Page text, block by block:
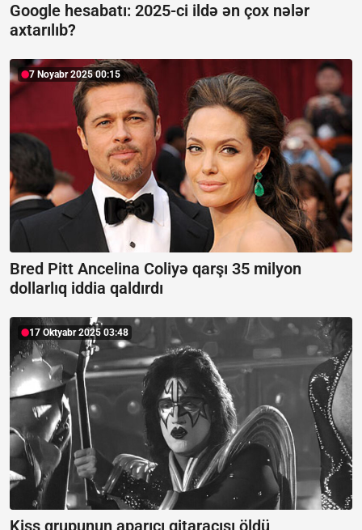
Google hesabatı: 2025-ci ildə ən çox nələr
axtarılıb?
7 Noyabr 2025 00:15
Bred Pitt Ancelina Coliyə qarşı 35 milyon
dollarlıq iddia qaldırdı
17 Oktyabr 2025 03:48
Kiss qrupunun aparıcı gitaraçısı öldü